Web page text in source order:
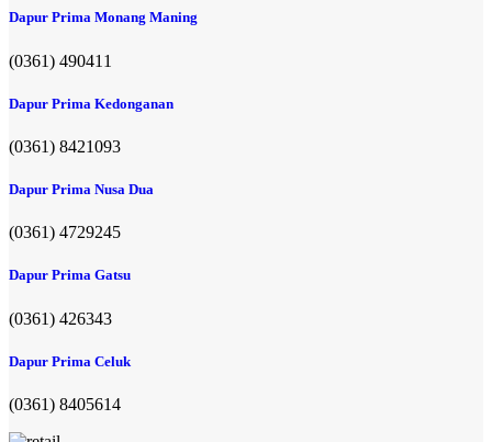
Dapur Prima Monang Maning
(0361) 490411​
Dapur Prima Kedonganan
(0361) 8421093
Dapur Prima Nusa Dua
(0361) 4729245
Dapur Prima Gatsu
(0361) 426343
Dapur Prima Celuk
(0361) 8405614